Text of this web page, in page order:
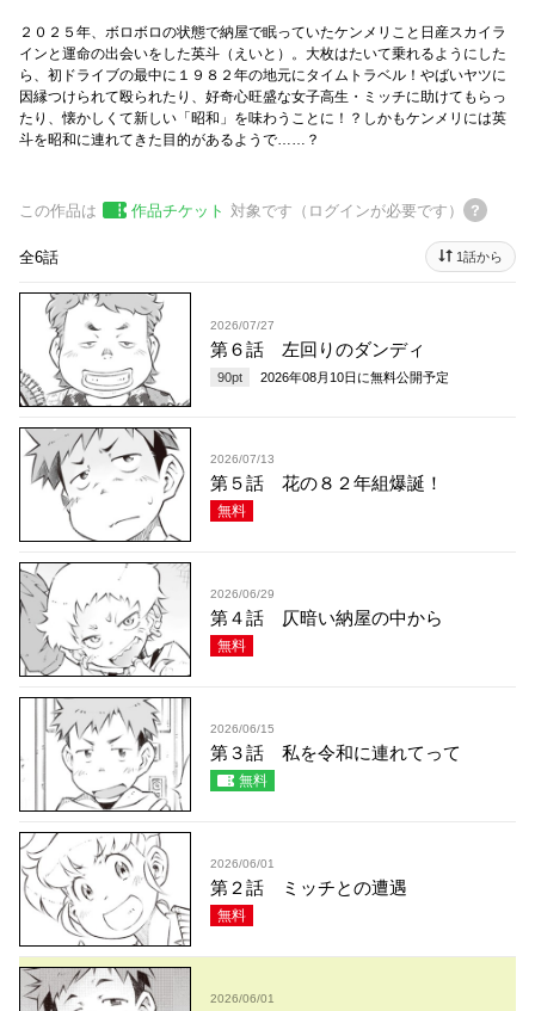
２０２５年、ボロボロの状態で納屋で眠っていたケンメリこと日産スカイラ
インと運命の出会いをした英斗（えいと）。大枚はたいて乗れるようにした
ら、初ドライブの最中に１９８２年の地元にタイムトラベル！やばいヤツに
因縁つけられて殴られたり、好奇心旺盛な女子高生・ミッチに助けてもらっ
たり、懐かしくて新しい「昭和」を味わうことに！？しかもケンメリには英
斗を昭和に連れてきた目的があるようで……？
この作品は 作品チケット 対象です（ログインが必要です）
全6話 1話から
2026/07/27
第６話 左回りのダンディ
90pt 2026年08月10日 に無料公開予定
2026/07/13
第５話 花の８２年組爆誕！
無料
2026/06/29
第４話 仄暗い納屋の中から
無料
2026/06/15
第３話 私を令和に連れてって
無料
2026/06/01
第２話 ミッチとの遭遇
無料
2026/06/01